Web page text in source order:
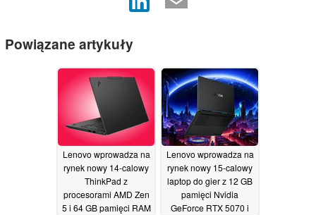
Powiązane artykuły
Lenovo wprowadza na
rynek nowy 14-calowy
ThinkPad z
procesorami AMD Zen
5 i 64 GB pamięci RAM
Lenovo wprowadza na
rynek nowy 15-calowy
laptop do gier z 12 GB
pamięci Nvidia
GeForce RTX 5070 i